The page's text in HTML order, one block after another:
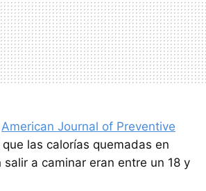
American Journal of Preventive
las calorías quemadas en
salir a caminar eran entre un 18 y